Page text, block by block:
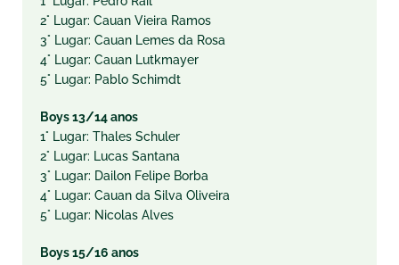
2° Lugar: Cauan Vieira Ramos
3° Lugar: Cauan Lemes da Rosa
4° Lugar: Cauan Lutkmayer
5° Lugar: Pablo Schimdt
Boys 13/14 anos
1° Lugar: Thales Schuler
2° Lugar: Lucas Santana
3° Lugar: Dailon Felipe Borba
4° Lugar: Cauan da Silva Oliveira
5° Lugar: Nicolas Alves
Boys 15/16 anos